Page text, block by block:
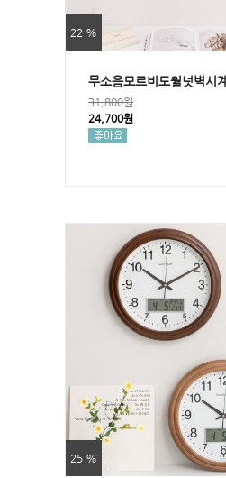
22 %
무소음모르비도월넛벽시계
31,800원
24,700원
25 %